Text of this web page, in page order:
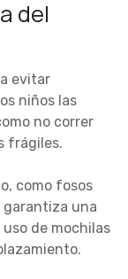
del
evitar
niños las
no correr
frágiles.
como fosos
garantiza una
de mochilas